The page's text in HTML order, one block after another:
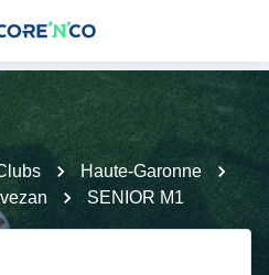
Haute-Garonne
SENIOR M1